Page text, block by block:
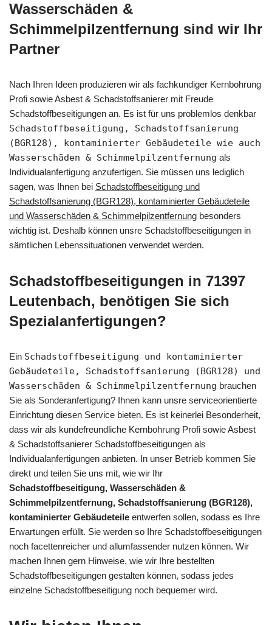
Wasserschäden &
Schimmelpilzentfernung sind wir Ihr
Partner
Nach Ihren Ideen produzieren wir als fachkundiger Kernbohrung
Profi sowie Asbest & Schadstoffsanierer mit Freude
Schadstoffbeseitigungen an. Es ist für uns problemlos denkbar
Schadstoffbeseitigung, Schadstoffsanierung
(BGR128), kontaminierter Gebäudeteile wie auch
Wasserschäden & Schimmelpilzentfernung als
Individualanfertigung anzufertigen. Sie müssen uns lediglich
sagen, was Ihnen bei Schadstoffbeseitigung und
Schadstoffsanierung (BGR128), kontaminierter Gebäudeteile
und Wasserschäden & Schimmelpilzentfernung besonders
wichtig ist. Deshalb können unsre Schadstoffbeseitigungen in
sämtlichen Lebenssituationen verwendet werden.
Schadstoffbeseitigungen in 71397
Leutenbach, benötigen Sie sich
Spezialanfertigungen?
Ein Schadstoffbeseitigung und kontaminierter
Gebäudeteile, Schadstoffsanierung (BGR128) und
Wasserschäden & Schimmelpilzentfernung brauchen
Sie als Sonderanfertigung? Ihnen kann unsre serviceorientierte
Einrichtung diesen Service bieten. Es ist keinerlei Besonderheit,
dass wir als kundefreundliche Kernbohrung Profi sowie Asbest
& Schadstoffsanierer Schadstoffbeseitigungen als
Individualanfertigungen anbieten. In unser Betrieb kommen Sie
direkt und teilen Sie uns mit, wie wir Ihr
Schadstoffbeseitigung, Wasserschäden &
Schimmelpilzentfernung, Schadstoffsanierung (BGR128),
kontaminierter Gebäudeteile entwerfen sollen, sodass es Ihre
Erwartungen erfüllt. Sie werden so Ihre Schadstoffbeseitigungen
noch facettenreicher und allumfassender nutzen können. Wir
machen Ihnen gern Hinweise, wie wir Ihre bestellten
Schadstoffbeseitigungen gestalten können, sodass jedes
einzelne Schadstoffbeseitigung noch bequemer wird.